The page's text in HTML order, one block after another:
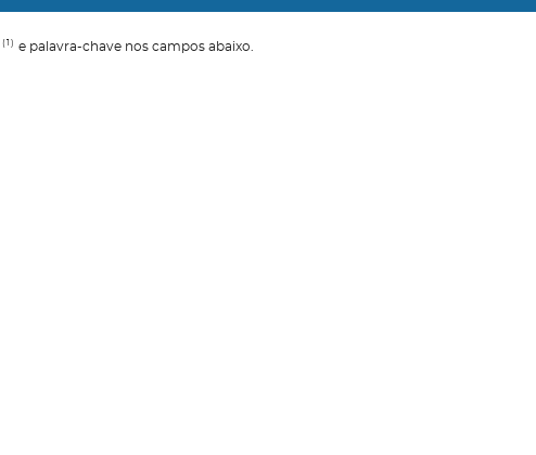
(1) e palavra-chave nos campos abaixo.